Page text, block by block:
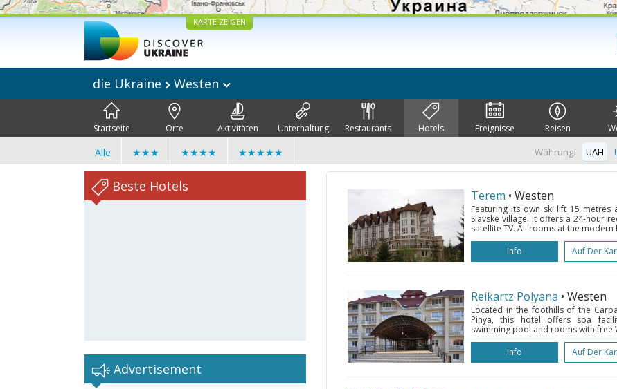
KARTE ZEIGEN
die Ukraine Westen
Startseite Orte Aktivitäten Unterhaltung Restaurants Hotels Ereignisse Reisen
Alle ★★★ ★★★★ ★★★★★ Währung: UAH
Beste Hotels
Advertisement
Terem • Westen
Featuring its own ski lift 15 metres
Slavske village. It offers a 24-hour
satellite TV. All rooms at the
Info
Auf Der
Reikartz Polyana • Westen
Located in the foothills of the
Pinya, this hotel offers spa
swimming pool and rooms with free
Info
Auf Der